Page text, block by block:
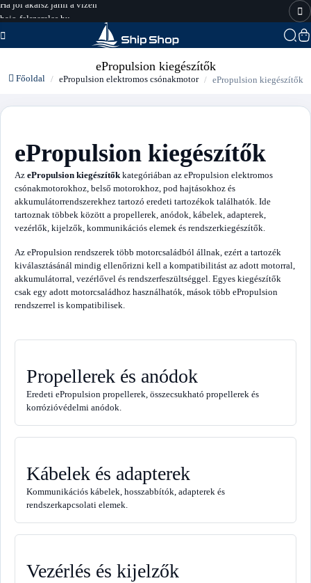
hajo-felszereles.hu
ePropulsion kiegészítők
Főoldal ePropulsion elektromos csónakmotor ePropulsion kiegészítők
ePropulsion kiegészítők
Az ePropulsion kiegészítők kategóriában az ePropulsion elektromos
csónakmotorokhoz, belső motorokhoz, pod hajtásokhoz és
akkumulátorrendszerekhez tartozó eredeti tartozékok találhatók. Ide
tartoznak többek között a propellerek, anódok, kábelek, adapterek,
vezérlők, kijelzők, kommunikációs elemek és rendszerkiegészítők.
Az ePropulsion rendszerek több motorcsaládból állnak, ezért a tartozék
kiválasztásánál mindig ellenőrizni kell a kompatibilitást az adott motorral,
akkumulátorral, vezérlővel és rendszerfeszültséggel. Egyes kiegészítők
csak egy adott motorcsaládhoz használhatók, mások több ePropulsion
rendszerrel is kompatibilisek.
Propellerek és anódok
Eredeti ePropulsion propellerek, összecsukható propellerek és
korrózióvédelmi anódok.
Kábelek és adapterek
Kommunikációs kábelek, hosszabbítók, adapterek és
rendszerkapcsolati elemek.
Vezérlés és kijelzők